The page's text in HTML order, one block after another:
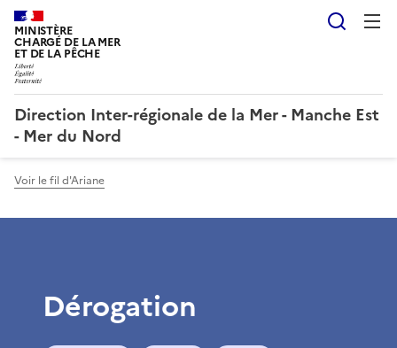
MINISTÈRE
CHARGÉ DE LA MER
ET DE LA PÊCHE
Direction Inter-régionale de la Mer - Manche Est
- Mer du Nord
Voir le fil d'Ariane
Dérogation